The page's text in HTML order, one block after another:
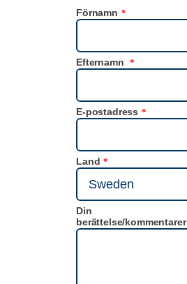
Förnamn *
Efternamn *
E-postadress *
Land *
Din
berättelse/kommentarer